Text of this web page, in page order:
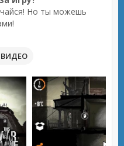
Но ты можешь
ВИДЕО